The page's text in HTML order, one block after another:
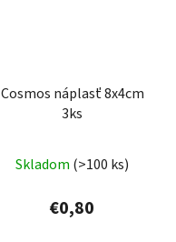
Cosmos náplasť 8x4cm
3ks
Skladom (>100 ks)
€0,80